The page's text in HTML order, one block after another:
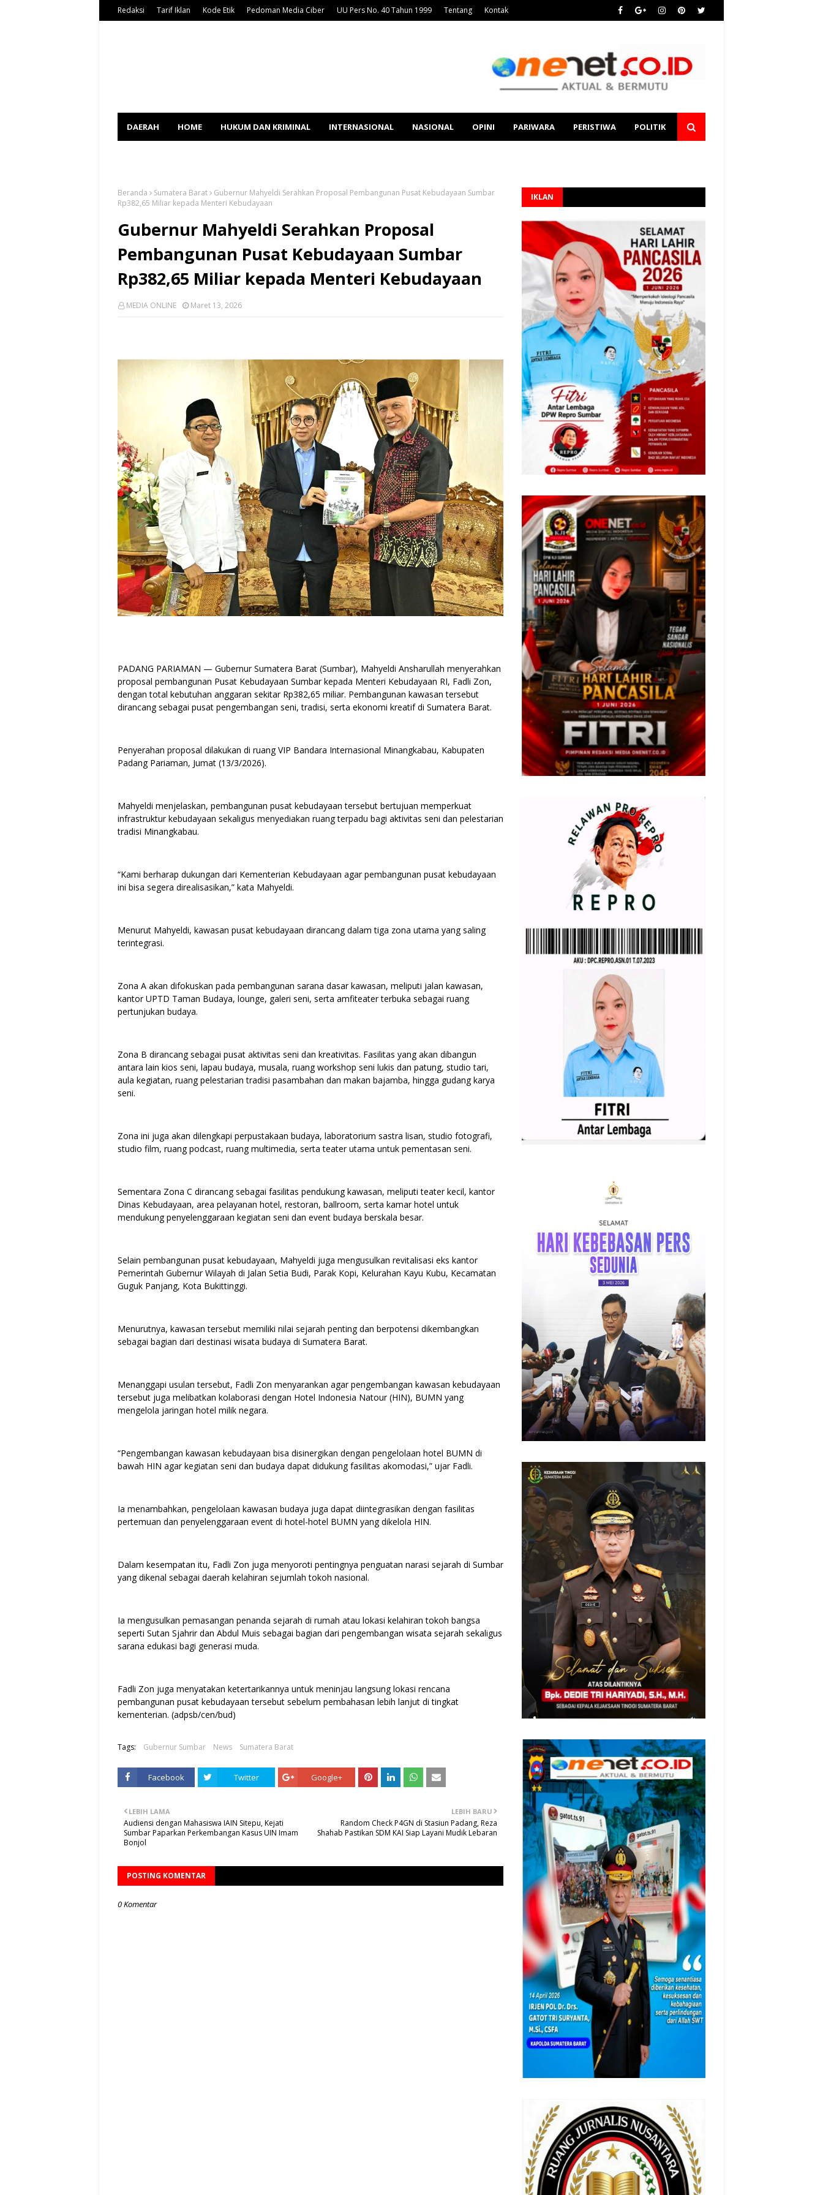
Redaksi Tarif Iklan Kode Etik Pedoman Media Ciber UU Pers No. 40 Tahun 1999 Tentang Kontak
DAERAH HOME HUKUM DAN KRIMINAL INTERNASIONAL NASIONAL OPINI PARIWARA PERISTIWA POLITIK
Beranda Sumatera Barat
Gubernur Mahyeldi Serahkan Proposal Pembangunan Pusat Kebudayaan Sumbar
Rp382,65 Miliar kepada Menteri Kebudayaan
Gubernur Mahyeldi Serahkan Proposal
Pembangunan Pusat Kebudayaan Sumbar
Rp382,65 Miliar kepada Menteri Kebudayaan
MEDIA ONLINE Maret 13, 2026
PADANG PARIAMAN — Gubernur Sumatera Barat (Sumbar), Mahyeldi Ansharullah menyerahkan
proposal pembangunan Pusat Kebudayaan Sumbar kepada Menteri Kebudayaan RI, Fadli Zon,
dengan total kebutuhan anggaran sekitar Rp382,65 miliar. Pembangunan kawasan tersebut
dirancang sebagai pusat pengembangan seni, tradisi, serta ekonomi kreatif di Sumatera Barat.
Penyerahan proposal dilakukan di ruang VIP Bandara Internasional Minangkabau, Kabupaten
Padang Pariaman, Jumat (13/3/2026).
Mahyeldi menjelaskan, pembangunan pusat kebudayaan tersebut bertujuan memperkuat
infrastruktur kebudayaan sekaligus menyediakan ruang terpadu bagi aktivitas seni dan pelestarian
tradisi Minangkabau.
“Kami berharap dukungan dari Kementerian Kebudayaan agar pembangunan pusat kebudayaan
ini bisa segera direalisasikan,” kata Mahyeldi.
Menurut Mahyeldi, kawasan pusat kebudayaan dirancang dalam tiga zona utama yang saling
terintegrasi.
Zona A akan difokuskan pada pembangunan sarana dasar kawasan, meliputi jalan kawasan,
kantor UPTD Taman Budaya, lounge, galeri seni, serta amfiteater terbuka sebagai ruang
pertunjukan budaya.
Zona B dirancang sebagai pusat aktivitas seni dan kreativitas. Fasilitas yang akan dibangun
antara lain kios seni, lapau budaya, musala, ruang workshop seni lukis dan patung, studio tari,
aula kegiatan, ruang pelestarian tradisi pasambahan dan makan bajamba, hingga gudang karya
seni.
Zona ini juga akan dilengkapi perpustakaan budaya, laboratorium sastra lisan, studio fotografi,
studio film, ruang podcast, ruang multimedia, serta teater utama untuk pementasan seni.
Sementara Zona C dirancang sebagai fasilitas pendukung kawasan, meliputi teater kecil, kantor
Dinas Kebudayaan, area pelayanan hotel, restoran, ballroom, serta kamar hotel untuk
mendukung penyelenggaraan kegiatan seni dan event budaya berskala besar.
Selain pembangunan pusat kebudayaan, Mahyeldi juga mengusulkan revitalisasi eks kantor
Pemerintah Gubernur Wilayah di Jalan Setia Budi, Parak Kopi, Kelurahan Kayu Kubu, Kecamatan
Guguk Panjang, Kota Bukittinggi.
Menurutnya, kawasan tersebut memiliki nilai sejarah penting dan berpotensi dikembangkan
sebagai bagian dari destinasi wisata budaya di Sumatera Barat.
Menanggapi usulan tersebut, Fadli Zon menyarankan agar pengembangan kawasan kebudayaan
tersebut juga melibatkan kolaborasi dengan Hotel Indonesia Natour (HIN), BUMN yang
mengelola jaringan hotel milik negara.
“Pengembangan kawasan kebudayaan bisa disinergikan dengan pengelolaan hotel BUMN di
bawah HIN agar kegiatan seni dan budaya dapat didukung fasilitas akomodasi,” ujar Fadli.
Ia menambahkan, pengelolaan kawasan budaya juga dapat diintegrasikan dengan fasilitas
pertemuan dan penyelenggaraan event di hotel-hotel BUMN yang dikelola HIN.
Dalam kesempatan itu, Fadli Zon juga menyoroti pentingnya penguatan narasi sejarah di Sumbar
yang dikenal sebagai daerah kelahiran sejumlah tokoh nasional.
Ia mengusulkan pemasangan penanda sejarah di rumah atau lokasi kelahiran tokoh bangsa
seperti Sutan Sjahrir dan Abdul Muis sebagai bagian dari pengembangan wisata sejarah sekaligus
sarana edukasi bagi generasi muda.
Fadli Zon juga menyatakan ketertarikannya untuk meninjau langsung lokasi rencana
pembangunan pusat kebudayaan tersebut sebelum pembahasan lebih lanjut di tingkat
kementerian. (adpsb/cen/bud)
Tags: Gubernur Sumbar News Sumatera Barat
Facebook Twitter Google+
LEBIH BARU
Random Check P4GN di Stasiun Padang, Reza
Shahab Pastikan SDM KAI Siap Layani Mudik Lebaran
LEBIH LAMA
Audiensi dengan Mahasiswa IAIN Sitepu, Kejati
Sumbar Paparkan Perkembangan Kasus UIN Imam
Bonjol
POSTING KOMENTAR
0 Komentar
IKLAN